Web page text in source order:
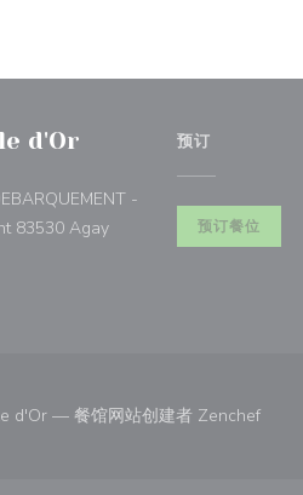
d'Or
-
83530 Agay((在新窗口中打开))
预订
预订餐位
d'Or — 餐馆网站创建者 Zenchef((在